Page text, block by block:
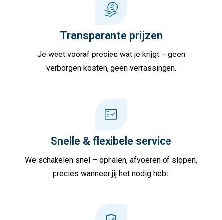
Transparante prijzen
Je weet vooraf precies wat je krijgt – geen
verborgen kosten, geen verrassingen.
Snelle & flexibele service
We schakelen snel – ophalen, afvoeren of slopen,
precies wanneer jij het nodig hebt.